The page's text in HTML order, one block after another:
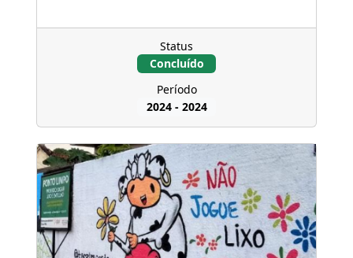
Status
Concluído
Período
2024- 2024